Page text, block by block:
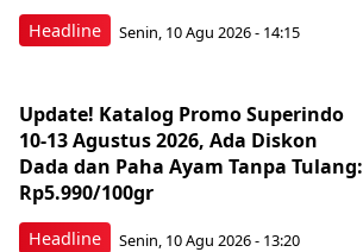
Headline Senin, 10 Agu 2026 - 14:15
Headline
Update! Katalog Promo Superindo
10-13 Agustus 2026, Ada Diskon
Dada dan Paha Ayam Tanpa Tulang:
Rp5.990/100gr
Senin, 10 Agu 2026 - 13:20